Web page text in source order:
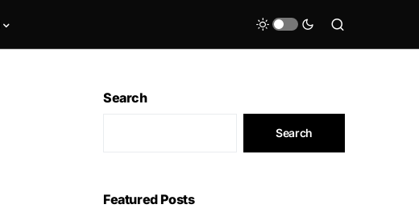
Search
Search
Featured Posts